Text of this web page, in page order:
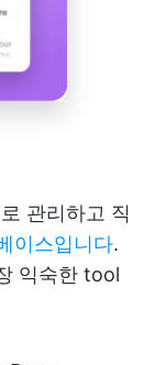
관리하고 직
이스입니다.
익숙한 tool